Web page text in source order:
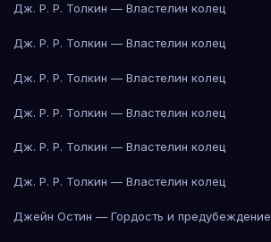
Дж. Р. Р. Толкин — Властелин колец
Дж. Р. Р. Толкин — Властелин колец
Дж. Р. Р. Толкин — Властелин колец
Дж. Р. Р. Толкин — Властелин колец
Дж. Р. Р. Толкин — Властелин колец
Дж. Р. Р. Толкин — Властелин колец
Джейн Остин — Гордость и предубеждение